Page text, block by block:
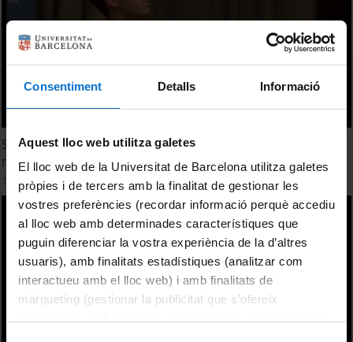
Consentiment Detalls Informació
Aquest lloc web utilitza galetes
El lloc web de la Universitat de Barcelona utilitza galetes
pròpies i de tercers amb la finalitat de gestionar les
vostres preferències (recordar informació perquè accediu
al lloc web amb determinades característiques que
puguin diferenciar la vostra experiència de la d’altres
usuaris), amb finalitats estadístiques (analitzar com
interactueu amb el lloc web) i amb finalitats de
màrqueting (gestionar la publicitat que s’ofereix
Synthesis and study of new organic molecules that show
magnetic properties
18 febrer, 2013